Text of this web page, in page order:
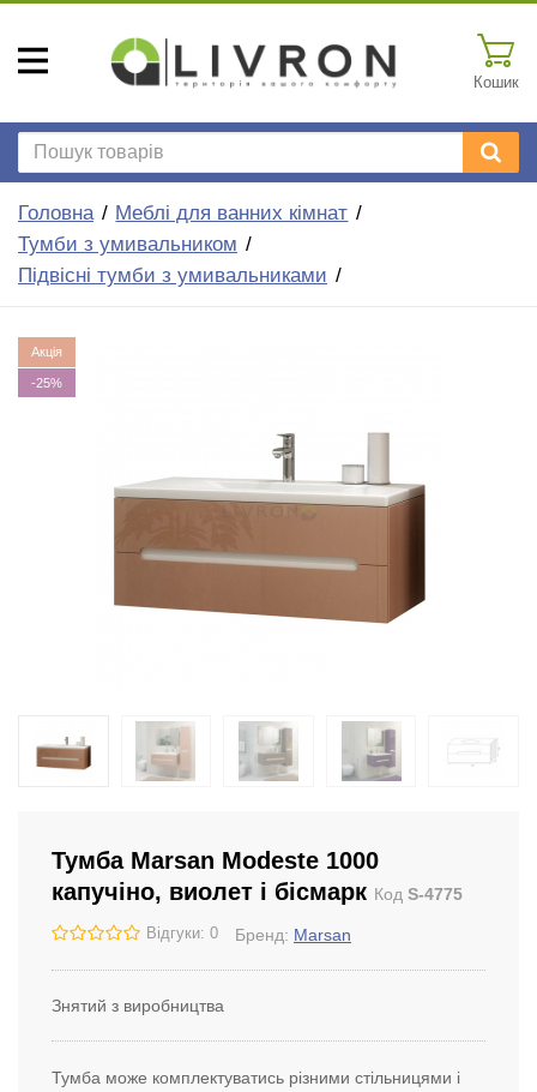
Кошик
Головна
Меблі для ванних кімнат
Тумби з умивальником
Підвісні тумби з умивальниками
Акція
-25%
Тумба Marsan Modeste 1000
капучіно, виолет і бісмарк Код S-4775
Відгуки: 0 Бренд: Marsan
Знятий з виробництва
Тумба може комплектуватись різними стільницями і